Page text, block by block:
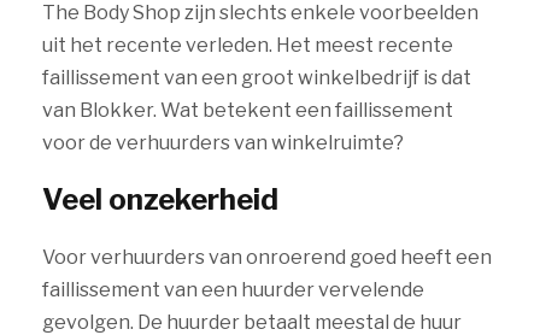
The Body Shop zijn slechts enkele voorbeelden
uit het recente verleden. Het meest recente
faillissement van een groot winkelbedrijf is dat
van Blokker. Wat betekent een faillissement
voor de verhuurders van winkelruimte?
Veel onzekerheid
Voor verhuurders van onroerend goed heeft een
faillissement van een huurder vervelende
gevolgen. De huurder betaalt meestal de huur